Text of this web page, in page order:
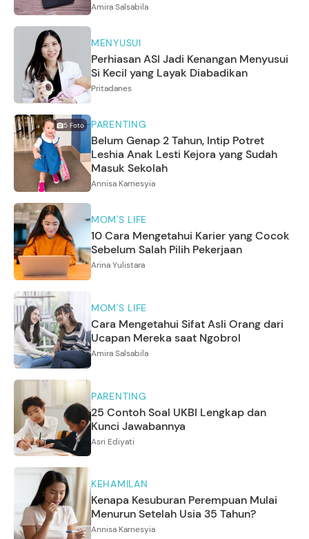
Amira Salsabila
MENYUSUI
Perhiasan ASI Jadi Kenangan Menyusui
Si Kecil yang Layak Diabadikan
Pritadanes
5 Foto PARENTING
Belum Genap 2 Tahun, Intip Potret
Leshia Anak Lesti Kejora yang Sudah
Masuk Sekolah
Annisa Karnesyia
MOM'S LIFE
10 Cara Mengetahui Karier yang Cocok
Sebelum Salah Pilih Pekerjaan
Arina Yulistara
MOM'S LIFE
Cara Mengetahui Sifat Asli Orang dari
Ucapan Mereka saat Ngobrol
Amira Salsabila
PARENTING
25 Contoh Soal UKBI Lengkap dan
Kunci Jawabannya
Asri Ediyati
KEHAMILAN
Kenapa Kesuburan Perempuan Mulai
Menurun Setelah Usia 35 Tahun?
Annisa Karnesyia